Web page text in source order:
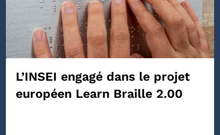
L’INSEI engagé dans le projet
européen Learn Braille 2.00